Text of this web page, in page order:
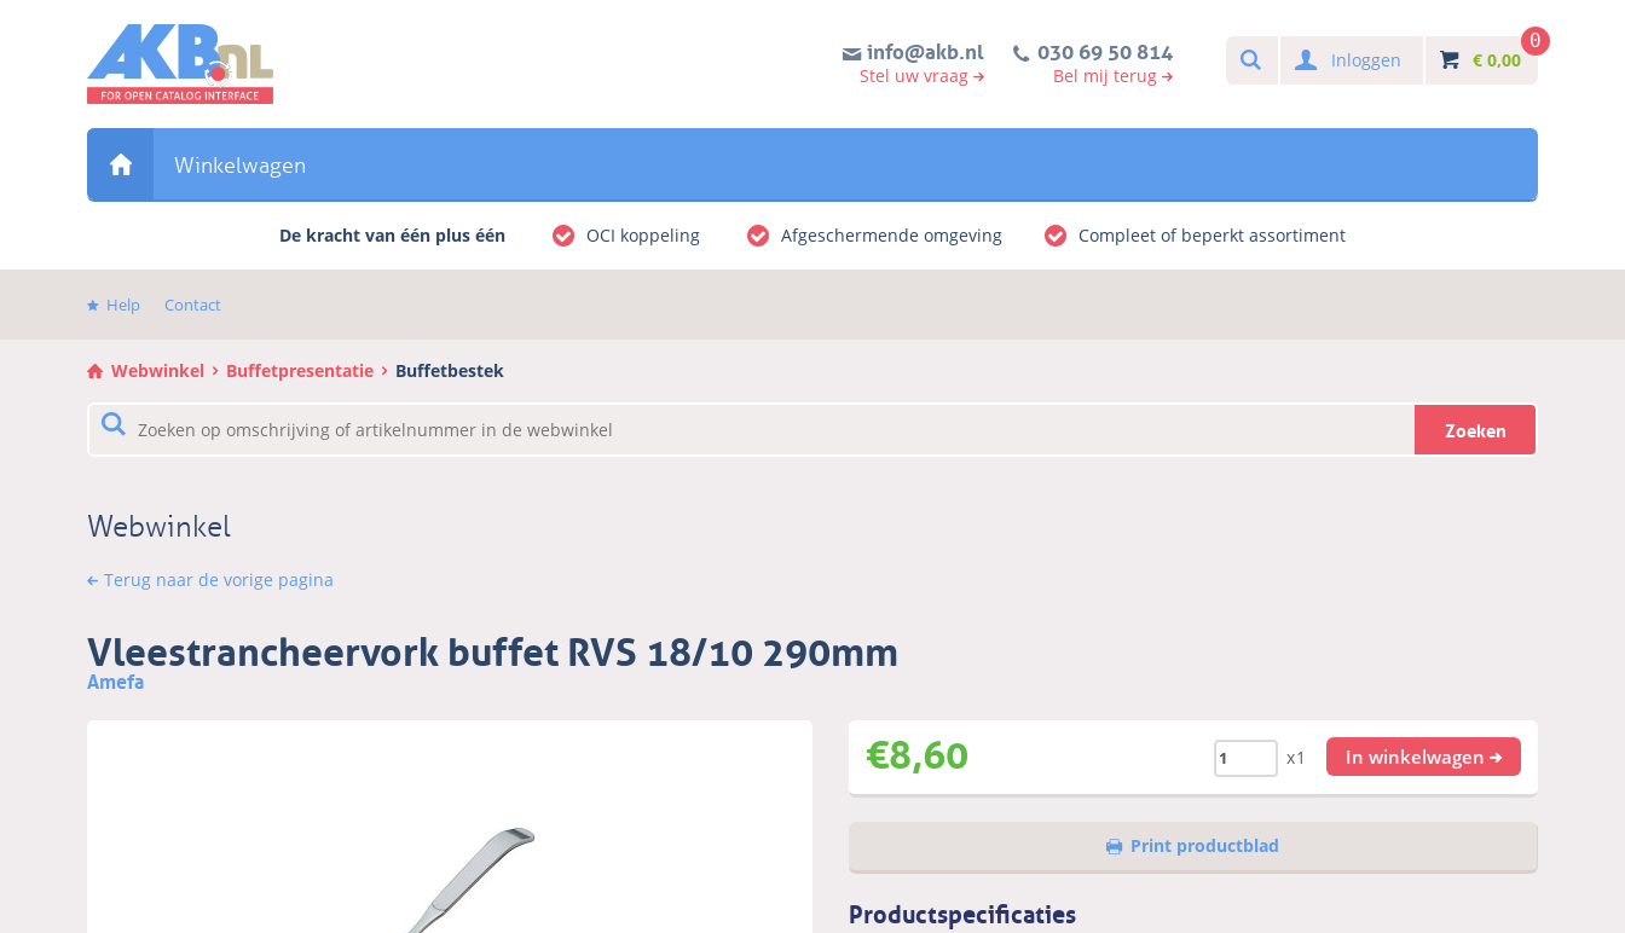
Direct
het
hoofdmenu
info@akb.nl
Stel uw vraag
030 69 50 814
Bel mij terug
SearchInloggen € 0,00
0
Winkelwagen
De kracht van één plus één OCI koppeling Afgeschermende omgeving Compleet of beperkt assortiment
Help Contact
Webwinkel Buffetpresentatie Buffetbestek
Zoeken
Webwinkel
Terug naar de vorige pagina
Vleestrancheervork buffet RVS 18/10 290mm
Amefa
€8,60 x1 In winkelwagen
Print productblad
Productspecificaties